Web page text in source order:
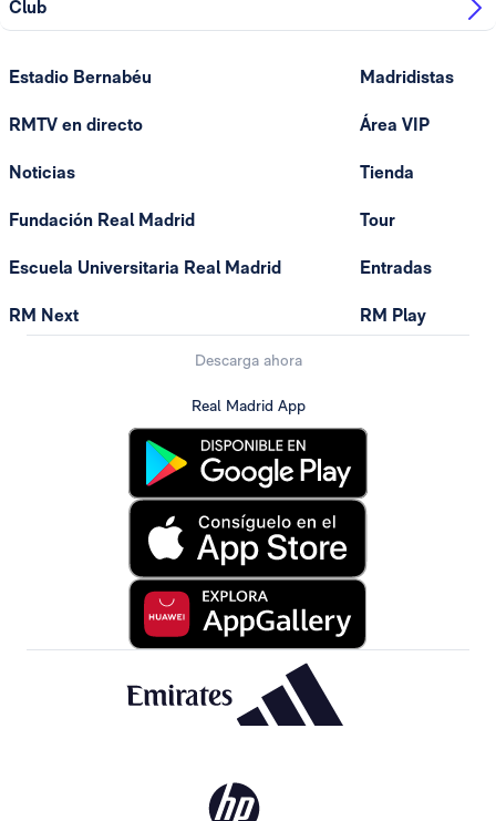
Club
Estadio Bernabéu
RMTV en directo
Noticias
Fundación Real Madrid
Escuela Universitaria Real Madrid
RM Next
Madridistas
Área VIP
Tienda
Tour
Entradas
RM Play
Descarga ahora
Real Madrid App